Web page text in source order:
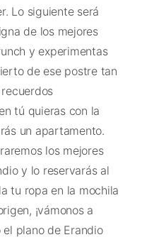
Lo siguiente será
de los mejores
y experimentas
de ese postre tan
tú quieras con la
un apartamento.
los mejores
y lo reservarás al
tu ropa en la mochila
¡vámonos a
plano de Erandio